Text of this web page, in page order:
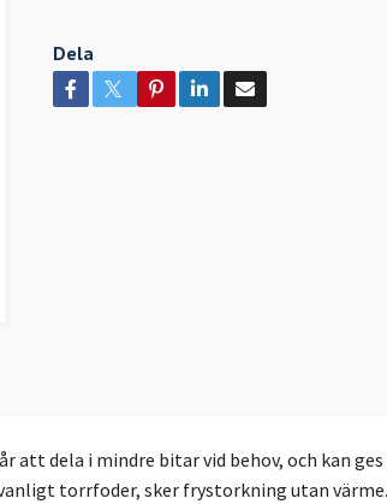
Dela
dela i mindre bitar vid behov, och kan ges
torrfoder, sker frystorkning utan